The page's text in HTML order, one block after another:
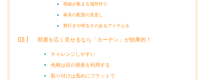
視線が集まる場所作り
家具の配置の見直し
奥行きや明るさのあるアイテムを
部屋を広く見せるなら「カーテン」が効果的！
チャレンジしやすい
色柄は目の視覚を利用する
取り付けは高めにフラットで